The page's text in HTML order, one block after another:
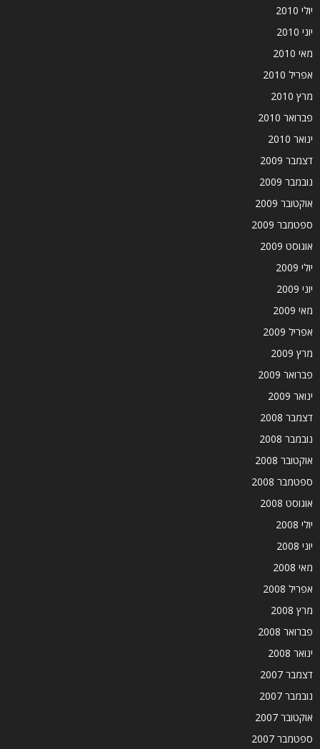
יולי 2010
יוני 2010
מאי 2010
אפריל 2010
מרץ 2010
פברואר 2010
ינואר 2010
דצמבר 2009
נובמבר 2009
אוקטובר 2009
ספטמבר 2009
אוגוסט 2009
יולי 2009
יוני 2009
מאי 2009
אפריל 2009
מרץ 2009
פברואר 2009
ינואר 2009
דצמבר 2008
נובמבר 2008
אוקטובר 2008
ספטמבר 2008
אוגוסט 2008
יולי 2008
יוני 2008
מאי 2008
אפריל 2008
מרץ 2008
פברואר 2008
ינואר 2008
דצמבר 2007
נובמבר 2007
אוקטובר 2007
ספטמבר 2007